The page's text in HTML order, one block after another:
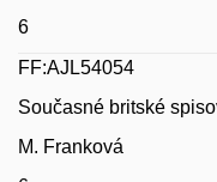
6
FF:AJL54054
Současné britské
M. Franková